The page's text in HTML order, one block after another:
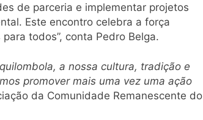
de parceria e implementar projetos
Este encontro celebra a força
todos”, conta Pedro Belga.
a nossa cultura, tradição e
promover mais uma vez uma ação
da Comunidade Remanescente do